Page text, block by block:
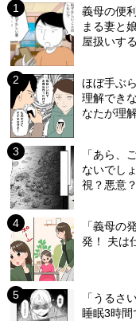
義母の便
まる妻と
屋扱いす
ほぼ手ぶ
理解でき
なたが理
「あら、
ないでし
視？悪意
「義母の
発！ 夫は
「うるさ
睡眠3時